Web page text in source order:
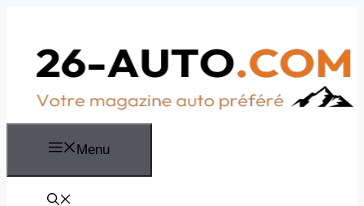
Menu